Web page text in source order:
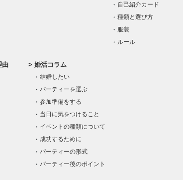
自己紹介カード
種類と選び方
服装
ルール
由 婚活コラム
結婚したい
パーティーを選ぶ
参加準備をする
当日に気をつけること
イベントの種類について
成功するために
パーティーの形式
パーティー後のポイント